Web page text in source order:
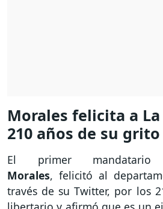
Morales felicita a
210 años de su
El primer
Morales, felicitó al
través de su Twitter, por los